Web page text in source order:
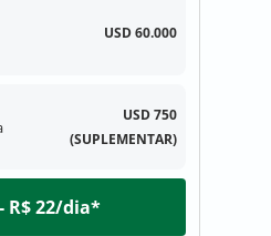
USD 60.000
USD 750
(SUPLEMENTAR)
R$ 22/dia*